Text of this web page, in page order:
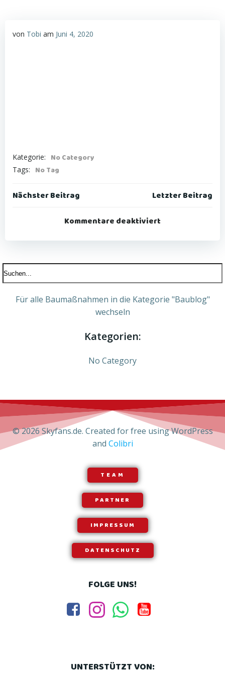
von Tobi am Juni 4, 2020
Kategorie: No Category
Tags: No Tag
Post
navigation
Nächster Beitrag
navigation
Letzter Beitrag
Kommentare deaktiviert
Für alle Baumaßnahmen in die Kategorie "Baublog"
wechseln
Kategorien:
No Category
© 2026 Skyfans.de. Created for free using WordPress
and Colibri
TEAM
PARTNER
IMPRESSUM
DATENSCHUTZ
FOLGE UNS!
UNTERSTÜTZT VON: